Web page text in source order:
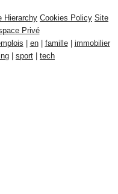
Hierarchy Cookies Policy Site
Privé
en| famille| immobilier
sport tech